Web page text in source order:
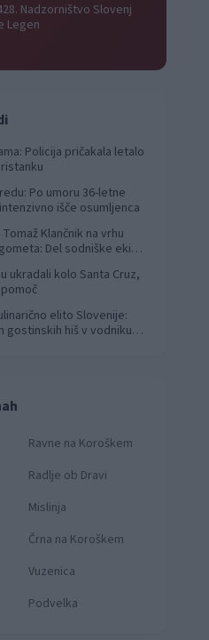
Nadzorništvo Slovenj
Legen
Policija pričakala letalo
Po umoru 36-letne
išče osumljenca
Klančnik na vrhu
Del sodniške ekipe
ukradali kolo Santa Cruz,
elito Slovenije:
gostinskih hiš v vodniku
Ravne na Koroškem
Radlje ob Dravi
Mislinja
Črna na Koroškem
Vuzenica
Podvelka